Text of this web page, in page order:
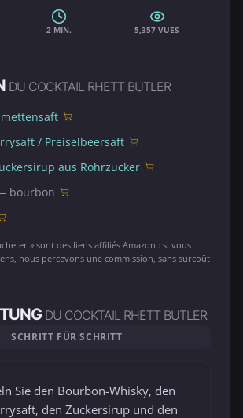
2 MIN. 5,357 VUES
DU COCKTAIL RHETT BUTLER
/ Preiselbeersaft
aus Rohrzucker
bourbon
» sont des liens affiliés Amazon : si vous
nous percevons une commission, sans surcoût
DU COCKTAIL RHETT BUTLER
SCHRITT FÜR SCHRITT
Sie den Bourbon-Whisky, den
den Zuckersirup und den